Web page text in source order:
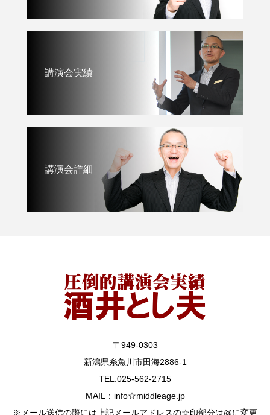
講演会実績
講演会詳細
〒949-0303
新潟県糸魚川市田海2886-1
TEL:025-562-2715
MAIL：info☆middleage.jp
※メール送信の際には上記メールアドレスの☆印部分は@に変更